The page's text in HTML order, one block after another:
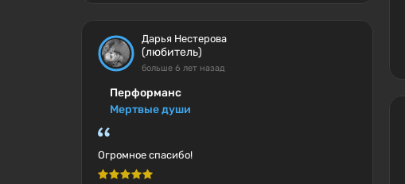
Дарья Нестерова
(любитель)
больше 6 лет назад
Перформанс
Мертвые души
Огромное спасибо!